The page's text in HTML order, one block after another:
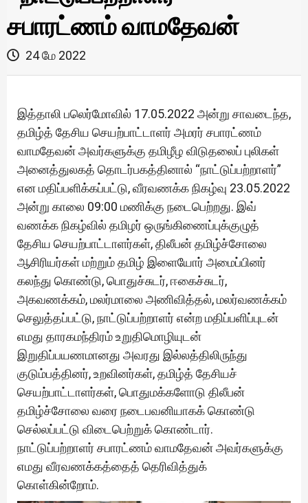
சபாரட்ணம் வாமதேவன்
24 மே 2022
இத்தாலி பலெர்மோவில் 17.05.2022 அன்று சாவடைந்த,
தமிழ்த் தேசிய செயற்பாட்டாளர் அமரர் சபாரட்ணம்
வாமதேவன் அவர்களுக்கு தமிழீழ விடுதலைப் புலிகள்
அனைத்துலகத் தொடர்பகத்தினால் “நாட்டுப்பற்றாளர்”
என மதிப்பளிக்கப்பட்டு, வீரவணக்க நிகழ்வு 23.05.2022
அன்று காலை 09:00 மணிக்கு நடைபெற்றது. இவ்
வணக்க நிகழ்வில் தமிழர் ஒருங்கிணைப்புக்குழுத்
தேசிய செயற்பாட்டாளர்கள், திலீபன் தமிழ்ச்சோலை
ஆசிரியர்கள் மற்றும் தமிழ் இளையோர் அமைப்பினர்
கலந்து கொண்டு, பொதுச்சுடர், ஈகைச்சுடர்,
அகவணக்கம், மலர்மாலை அணிவித்தல், மலர்வணக்கம்
செலுத்தப்பட்டு, நாட்டுப்பற்றாளர் என்ற மதிப்பளிப்புடன்
எமது தாரகமந்திரம் உறுதிமொழியுடன்
இறுதிப்பயணமானது அவரது இல்லத்திலிருந்து
குடும்பத்தினர், உறவினர்கள், தமிழ்த் தேசியச்
செயற்பாட்டாளர்கள், பொதுமக்களோடு திலீபன்
தமிழ்ச்சோலை வரை நடைபவனியாகக் கொண்டு
செல்லப்பட்டு விடைபெற்றுக் கொண்டார்.
நாட்டுப்பற்றாளர் சபாரட்ணம் வாமதேவன் அவர்களுக்கு
எமது வீரவணக்கத்தைத் தெரிவித்துக்
கொள்கின்றோம்.